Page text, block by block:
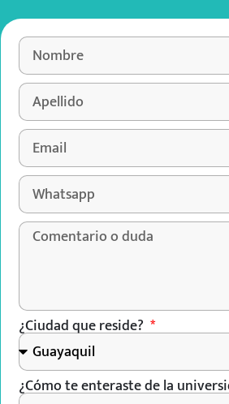
¿Ciudad que reside?
¿Cómo te enteraste de la